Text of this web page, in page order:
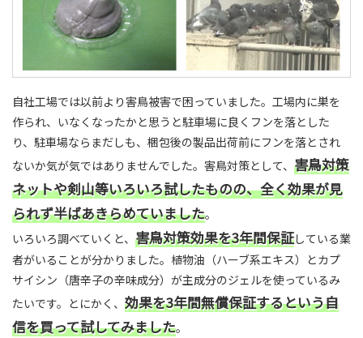
自社工場では以前より害鳥被害で困っていました。工場内に巣を
作られ、いなくなったかと思うと駐車場に良くフンを落とした
り、駐車場ならまだしも、梱包後の製品出荷前にフンを落とされ
ないか気が気ではありませんでした。害鳥対策として、 害鳥対策
ネットや剣山等いろいろ試したものの、全く効果が見
られず半ばあきらめていました。
いろいろ調べていくと、 害鳥対策効果を3年間保証している業
者がいることが分かりました。植物油（ハーブ系エキス）とカプ
サイシン（唐辛子の辛味成分）が主成分のジェルを使っているみ
たいです。とにかく、 効果を3年間無償保証するという自
信を買って試してみました。